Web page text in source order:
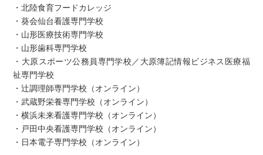
・北陸食育フードカレッジ
・葵会仙台看護専門学校
・山形医療技術専門学校
・山形歯科専門学校
・大原スポーツ公務員専門学校／大原簿記情報ビジネス医療福
祉専門学校
・辻調理師専門学校（オンライン）
・武蔵野栄養専門学校（オンライン）
・横浜未来看護専門学校（オンライン）
・戸田中央看護専門学校（オンライン）
・日本電子専門学校（オンライン）